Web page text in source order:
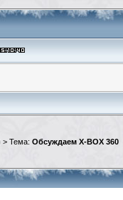
> Тема: Обсуждаем X-BOX 360